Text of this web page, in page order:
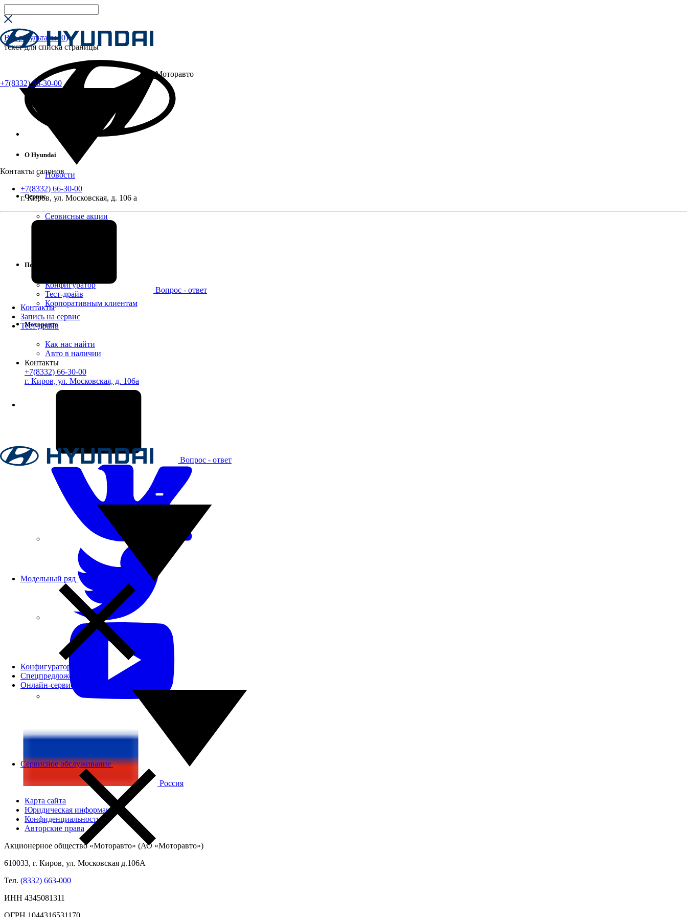
Все результаты (0)
Моторавто
+7(8332) 66-30-00
Контакты салонов
+7(8332) 66-30-00
г. Киров, ул. Московская, д. 106 а
Вопрос - ответ
Контакты
Запись на сервис
Тест-драйв
Модельный ряд
Конфигуратор
Спецпредложения
Онлайн-сервисы
Сервисное обслуживание
текст для списка страницы
О Hyundai
Новости
Сервис
Сервисные акции
Покупателю
Конфигуратор
Тест-драйв
Корпоративным клиентам
Моторавто
Как нас найти
Авто в наличии
Контакты
+7(8332) 66-30-00
г. Киров, ул. Московская, д. 106а
Вопрос - ответ
Россия
Карта сайта
Юридическая информация
Конфиденциальность
Авторские права
Акционерное общество «Моторавто» (АО «Моторавто»)
610033, г. Киров, ул. Московская д.106А
Тел. (8332) 663-000
ИНН 4345081311